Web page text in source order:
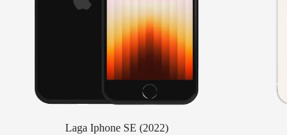
Laga Iphone SE (2022)